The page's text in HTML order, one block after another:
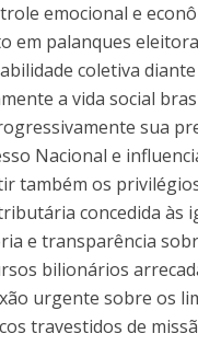
emocional e
em palanques
coletiva
a vida social
sua
Nacional e
também os
concedida às
e transparência
bilionários
urgente sobre os
travestidos de